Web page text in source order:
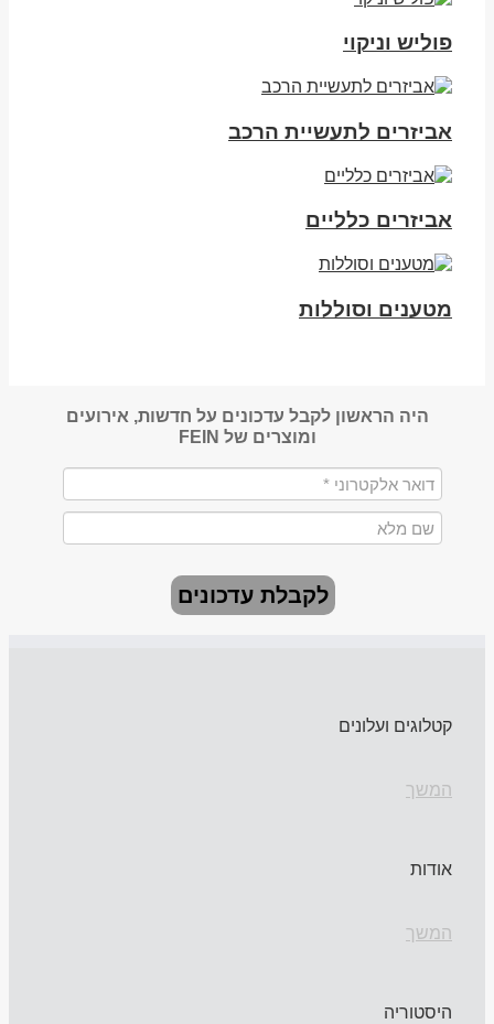
פוליש וניקוי
אביזרים לתעשיית הרכב
אביזרים כלליים
מטענים וסוללות
היה הראשון לקבל עדכונים על חדשות, אירועים
ומוצרים של FEIN
לקבלת עדכונים
קטלוגים ועלונים
המשך
אודות
המשך
היסטוריה